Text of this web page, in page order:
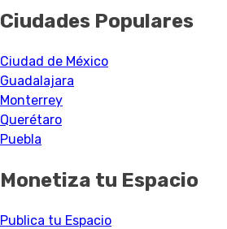
Ciudades Populares
Ciudad de México
Guadalajara
Monterrey
Querétaro
Puebla
Monetiza tu Espacio
Publica tu Espacio